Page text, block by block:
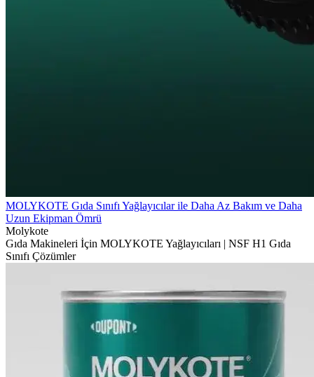
MOLYKOTE Gıda Sınıfı Yağlayıcılar ile Daha Az Bakım ve Daha
Uzun Ekipman Ömrü
Molykote
Gıda Makineleri İçin MOLYKOTE Yağlayıcıları | NSF H1 Gıda
Sınıfı Çözümler